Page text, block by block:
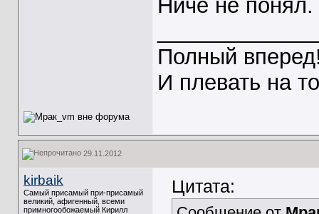
Ниче не
Полный
И плевать на
29.11.2012
kirbaik
Самый присамый при-присамый
великий, афигенный, всеми
примногообожаемый Кирилл
Цитата: